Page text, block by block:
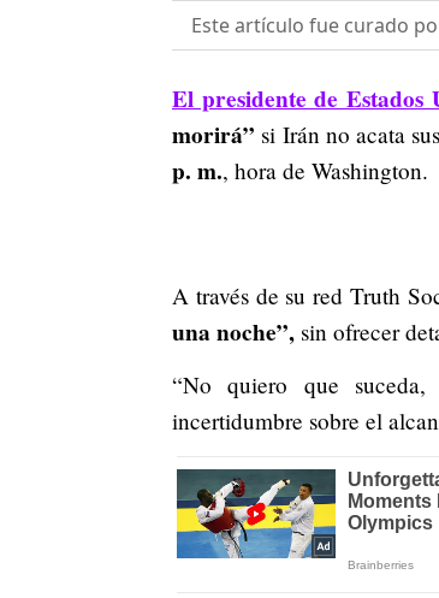
Este artículo fue curado
El presidente de
morirá” si Irán no acata
p. m., hora de Washington.
A través de su red Truth
una noche”, sin ofrecer
“No quiero que suceda,
incertidumbre sobre el